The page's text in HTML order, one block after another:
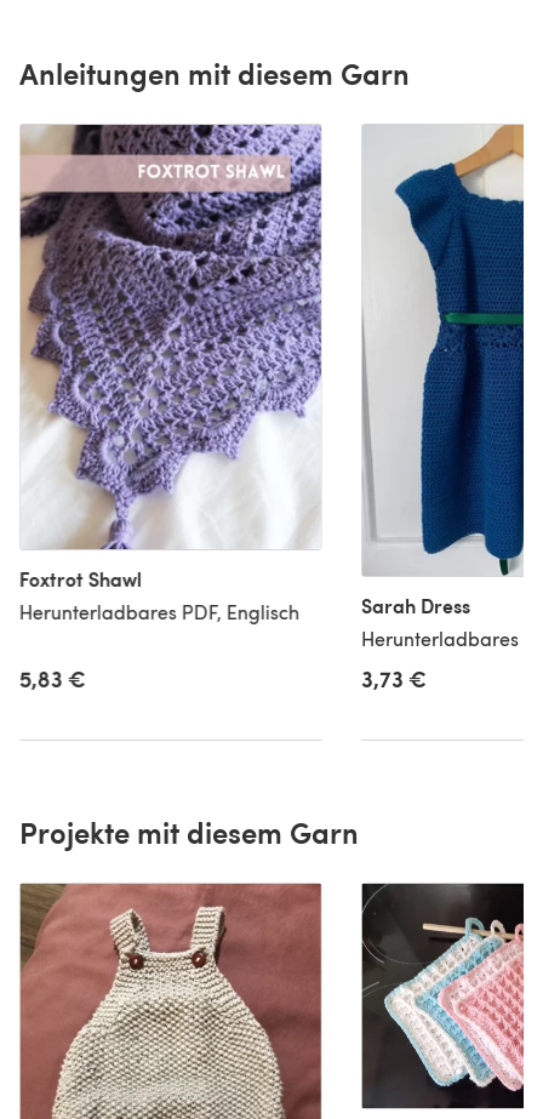
Anleitungen mit diesem Garn
Foxtrot Shawl
Herunterladbares PDF, Englisch
5,83 €
Sarah Dress
Herunterladbares
3,73 €
Projekte mit diesem Garn